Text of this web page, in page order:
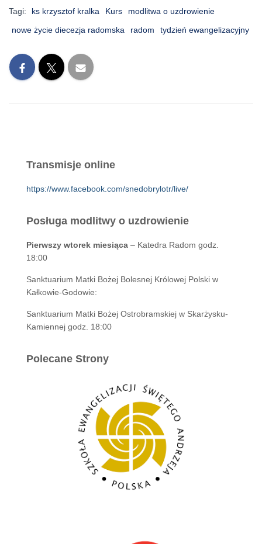
Tagi: ks krzysztof kralka Kurs
modlitwa o uzdrowienie
nowe życie diecezja radomska
radom tydzień ewangelizacyjny
Transmisje online
https://www.facebook.com/snedobrylotr/live/
Posługa modlitwy o uzdrowienie
Pierwszy wtorek miesiąca – Katedra Radom godz.
18:00
Sanktuarium Matki Bożej Bolesnej Królowej Polski w
Kałkowie-Godowie:
Sanktuarium Matki Bożej Ostrobramskiej w Skarżysku-
Kamiennej godz. 18:00
Polecane Strony